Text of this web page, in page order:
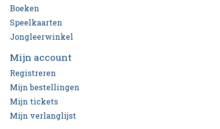
Boeken
Speelkaarten
Jongleerwinkel
Mijn account
Registreren
Mijn bestellingen
Mijn tickets
Mijn verlanglijst